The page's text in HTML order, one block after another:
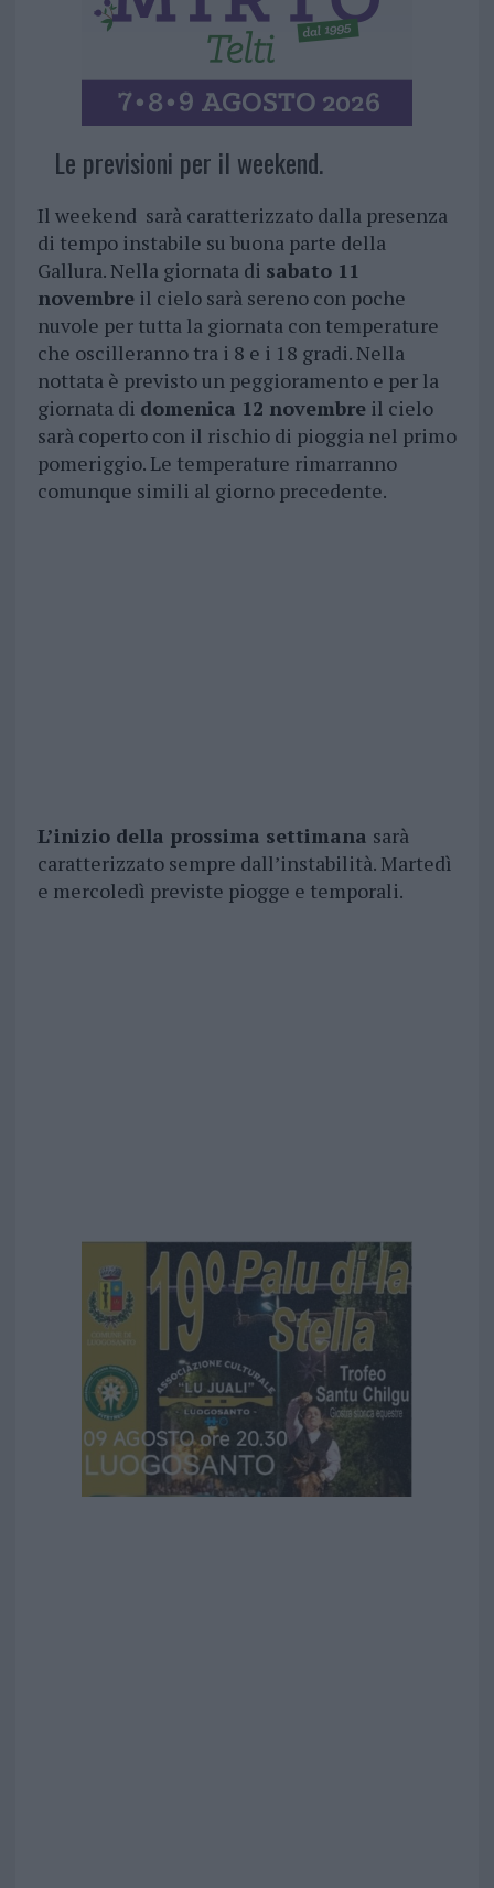
Le previsioni per il weekend.
Il weekend sarà caratterizzato dalla presenza
di tempo instabile su buona parte della
Gallura. Nella giornata di sabato 11
novembreil cielo sarà sereno con poche
nuvole per tutta la giornata con temperature
che oscilleranno tra i 8 e i 18 gradi. Nella
nottata è previsto un peggioramento e per la
giornata di domenica 12 novembreil cielo
sarà coperto con il rischio di pioggia nel primo
pomeriggio. Le temperature rimarranno
comunque simili al giorno precedente.
L’inizio della prossima settimana sarà
caratterizzato sempre dall’instabilità. Martedì
e mercoledì previste piogge e temporali.